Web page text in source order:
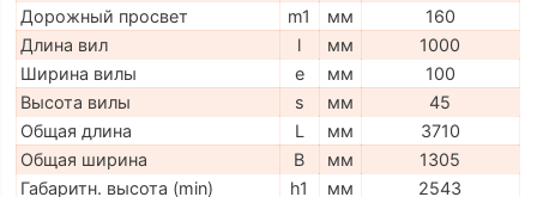
Дорожный просвет
m1 мм
160
Длина вил
l мм
1000
Ширина вилы
e мм
100
Высота вилы
s мм
45
Общая длина
L мм
3710
Общая ширина
B мм
1305
Габаритн. высота (min)
h1 мм
2543